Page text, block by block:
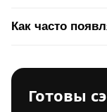
Как часто
Готовы